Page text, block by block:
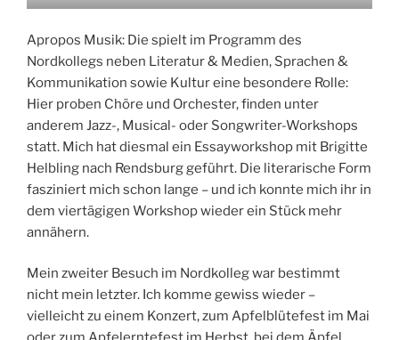
Apropos Musik: Die spielt im Programm des
Nordkollegs neben Literatur & Medien, Sprachen &
Kommunikation sowie Kultur eine besondere Rolle:
Hier proben Chöre und Orchester, finden unter
anderem Jazz-, Musical- oder Songwriter-Workshops
statt. Mich hat diesmal ein Essayworkshop mit Brigitte
Helbling nach Rendsburg geführt. Die literarische Form
fasziniert mich schon lange – und ich konnte mich ihr in
annähern.
Mein zweiter Besuch im Nordkolleg war bestimmt
nicht mein letzter. Ich komme gewiss wieder –